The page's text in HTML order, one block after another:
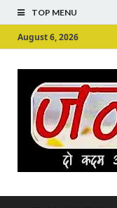
TOP MENU
August 6, 2026